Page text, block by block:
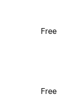
Free
Free